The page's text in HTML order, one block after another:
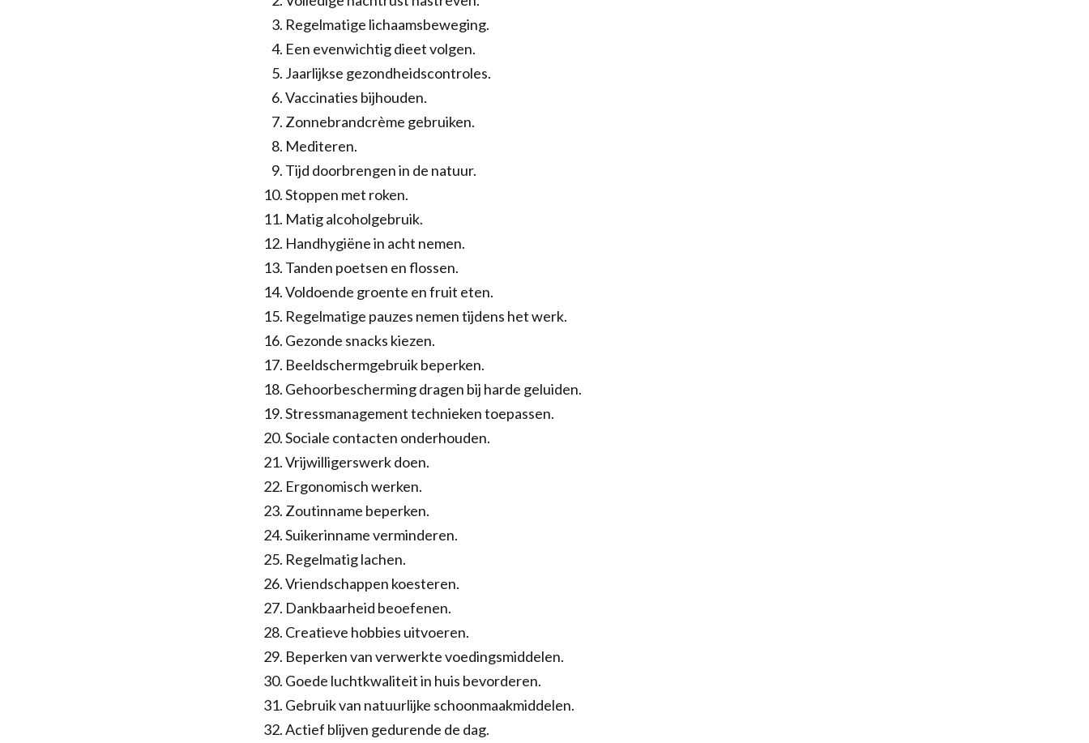
Regelmatige lichaamsbeweging.
Een evenwichtig dieet volgen.
Jaarlijkse gezondheidscontroles.
Vaccinaties bijhouden.
Zonnebrandcrème gebruiken.
Mediteren.
Tijd doorbrengen in de natuur.
Stoppen met roken.
Matig alcoholgebruik.
Handhygiëne in acht nemen.
Tanden poetsen en flossen.
Voldoende groente en fruit eten.
Regelmatige pauzes nemen tijdens het werk.
Gezonde snacks kiezen.
Beeldschermgebruik beperken.
Gehoorbescherming dragen bij harde geluiden.
Stressmanagement technieken toepassen.
Sociale contacten onderhouden.
Vrijwilligerswerk doen.
Ergonomisch werken.
Zoutinname beperken.
Suikerinname verminderen.
Regelmatig lachen.
Vriendschappen koesteren.
Dankbaarheid beoefenen.
Creatieve hobbies uitvoeren.
Beperken van verwerkte voedingsmiddelen.
Goede luchtkwaliteit in huis bevorderen.
Gebruik van natuurlijke schoonmaakmiddelen.
Actief blijven gedurende de dag.